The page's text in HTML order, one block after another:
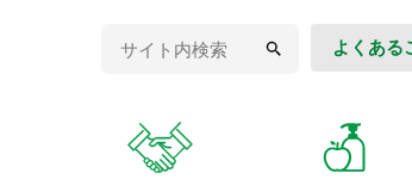
よくある